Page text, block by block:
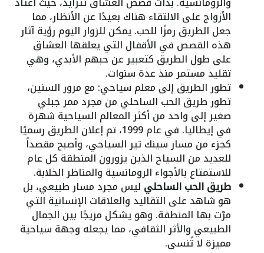
الأزواج على الالتقاء هناك بعيدًا عن الأنظار، مما
جعل الطريق رمزًا للحب. يمكن للزوار اليوم رؤية آثار
هذه القصص في الأقفال التي يعلقها العشاق
على طول الطريق كتعبير عن حبهم الأبدي، وهي
تقليد مستمر منذ عدة سنوات.
تطور الطريق إلى معلم سياحي: مع مرور السنين،
تطور طريق الحب الساحلي من مجرد ممر جبلي
صغير إلى واحد من أكثر المعالم السياحية شهرة
في إيطاليا. في عام 1999، تم إعلان الطريق رسميًا
كجزء من مسار سينك تير السياحي، وأصبح مقصداً
للعديد من السياح الذين يزورون المنطقة كل عام
للاستمتاع بالأجواء الرومانسية والمناظر الخلابة.
طريق الحب الساحلي ليس مجرد مسار طبيعي، بل
هو شاهد على التقاليد والعلاقات الإنسانية التي
مرّت بها المنطقة. وهو يشكل مزيجًا بين الجمال
الطبيعي والأثر الثقافي، مما يجعله وجهة سياحية
مميزة لا تُنسى.